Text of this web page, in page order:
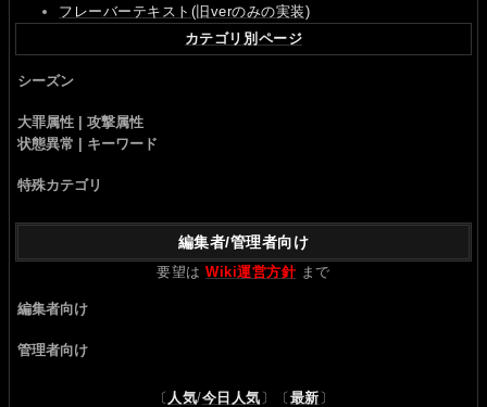
フレーバーテキスト(旧verのみの実装)
カテゴリ別ページ
シーズン
大罪属性 | 攻撃属性
状態異常 | キーワード
特殊カテゴリ
編集者/管理者向け
要望はWiki運営方針 まで
編集者向け
管理者向け
〔 人気/今日人気 〕〔 最新 〕